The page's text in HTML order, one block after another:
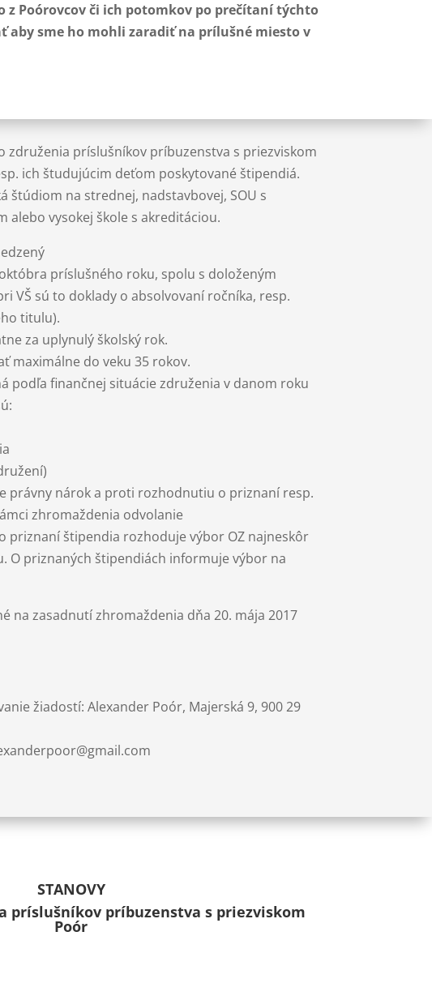
z Poórovcov či ich potomkov po prečítaní týchto
aby sme ho mohli zaradiť na prílušné miesto v
združenia príslušníkov príbuzenstva s priezviskom
ich študujúcim deťom poskytované štipendiá.
štúdiom na strednej, nadstavbovej, SOU s
alebo vysokej škole s akreditáciou.
príslušného roku, spolu s doloženým
VŠ sú to doklady o absolvovaní ročníka, resp.
titulu).
za uplynulý školský rok.
maximálne do veku 35 rokov.
podľa finančnej situácie združenia v danom roku
právny nárok a proti rozhodnutiu o priznaní resp.
zhromaždenia odvolanie
priznaní štipendia rozhoduje výbor OZ najneskôr
O priznaných štipendiách informuje výbor na
na zasadnutí zhromaždenia dňa 20. mája 2017
žiadostí: Alexander Poór, Majerská 9, 900 29
STANOVY
príslušníkov príbuzenstva s priezviskom
Poór